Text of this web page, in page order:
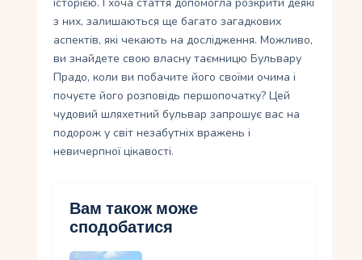
з них, залишаються ще багато загадкових
аспектів, які чекають на дослідження. Можливо,
ви знайдете свою власну таємницю Бульвару
Прадо, коли ви побачите його своїми очима і
почуєте його розповідь першопочатку? Цей
чудовий шляхетний бульвар запрошує вас на
подорож у світ незабутніх вражень і
невичерпної цікавості.
Вам також може
сподобатися